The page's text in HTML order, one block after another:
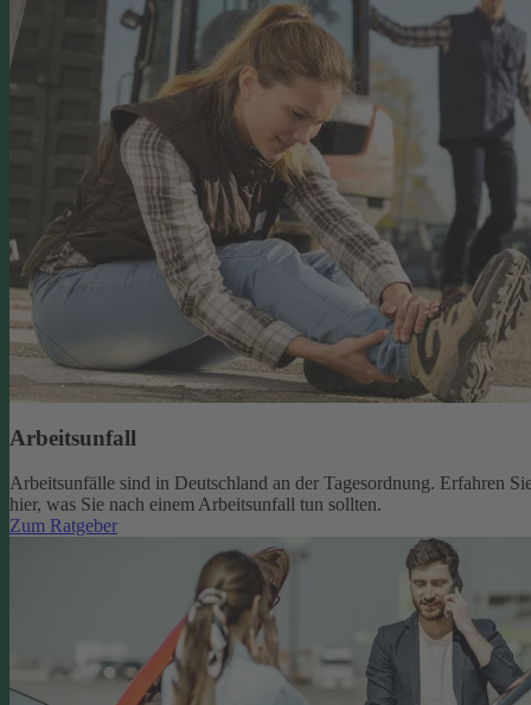
Arbeitsunfall
Arbeitsunfälle sind in Deutschland an der Tagesordnung. Erfahren
hier, was Sie nach einem Arbeitsunfall tun sollten.
Zum Ratgeber